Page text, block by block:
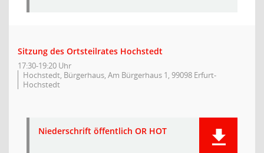
Sitzung des Ortsteilrates Hochstedt
17:30-19:20 Uhr
Hochstedt, Bürgerhaus, Am Bürgerhaus 1, 99098 Erfurt-
Hochstedt
Niederschrift öffentlich OR HOT